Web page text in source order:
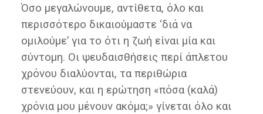
Όσο μεγαλώνουμε, αντίθετα, όλο και
περισσότερο δικαιούμαστε ‘διά να
ομιλούμε’ για το ότι η ζωή είναι μία και
σύντομη. Οι ψευδαισθήσεις περί άπλετου
χρόνου διαλύονται, τα περιθώρια
στενεύουν, και η ερώτηση «πόσα (καλά)
χρόνια μου μένουν ακόμα;» γίνεται όλο και